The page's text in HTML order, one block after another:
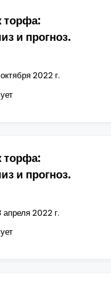
торфа:
и прогноз.
2022 г.
торфа:
и прогноз.
апреля 2022 г.